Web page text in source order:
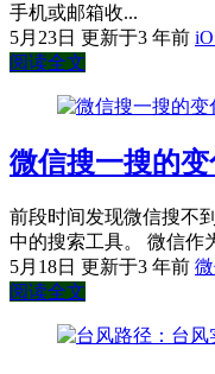
手机或邮箱收...
5月23日 更新于3 年前
阅读全文
微信搜一搜的
前段时间发现微信搜不
中的搜索工具。 微信作
5月18日 更新于3 年前
阅读全文